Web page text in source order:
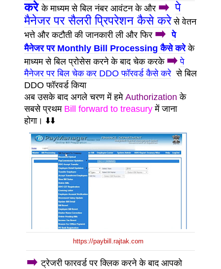
करे के माध्यम से बिल नंबर आवंटन के और ➡️ पे
मैनेजर पर सैलरी प्रिपरेशन कैसे करे से वेतन
भत्ते और कटौती की जानकारी ली और फिर ➡️ पे
मैनेजर पर Monthly Bill Processing कैसे करे के
माध्यम से बिल प्रोसेस करने के बाद चेक करके ➡️ पे
मैनेजर पर बिल चेक कर DDO फॉरवर्ड कैसे करे से बिल
DDO फॉरवर्ड किया
अब उसके बाद अगले चरण में हमे Authorizationके
सबसे प्रथम Bill forward to treasury में जाना
होगा। ⬇️⬇️
https://paybill.rajtak.com
➡️ट्रेजरी फारवर्ड पर क्लिक करने के बाद आपको